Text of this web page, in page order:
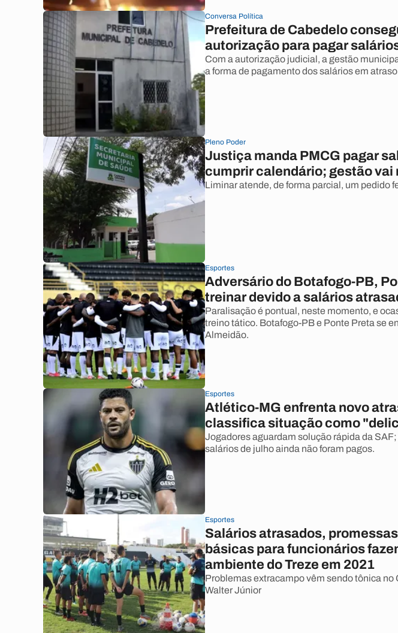
Conversa Política
Prefeitura de Cabedelo
autorização para pagar
Com a autorização judicial, a gestão
a forma de pagamento dos salários em
Pleno Poder
Justiça manda PMCG pagar
cumprir calendário; gestão vai
Liminar atende, de forma parcial, um pedido
Esportes
Adversário do Botafogo-PB,
treinar devido a salários
Paralisação é pontual, neste momento, e
treino tático. Botafogo-PB e Ponte Preta se
Almeidão.
Esportes
Atlético-MG enfrenta novo
classifica situação como
Jogadores aguardam solução rápida da
salários de julho ainda não foram pagos.
Esportes
Salários atrasados,
básicas para funcionários
ambiente do Treze em 2021
Problemas extracampo vêm sendo tônica no
Walter Júnior